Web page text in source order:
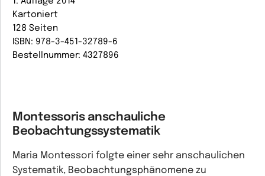
Kartoniert
128 Seiten
ISBN: 978-3-451-32789-6
Bestellnummer: 4327896
Montessoris anschauliche
Beobachtungssystematik
Maria Montessori folgte einer sehr anschaulichen
Systematik, Beobachtungsphänomene zu